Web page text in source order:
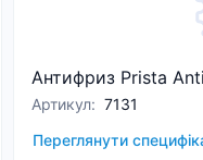
Антифриз Prista
Артикул: 7131
Переглянути